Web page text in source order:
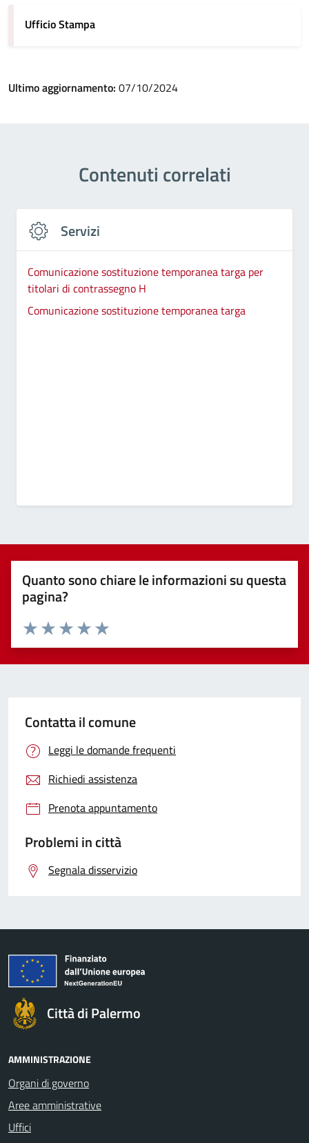
Ufficio Stampa
Ultimo aggiornamento: 07/10/2024
Contenuti correlati
Servizi
Comunicazione sostituzione temporanea targa per
titolari di contrassegno H
Comunicazione sostituzione temporanea targa
Quanto sono chiare le informazioni su questa
pagina?
Valuta 5 stelle su 5
Valuta 4 stelle su 5
Valuta 3 stelle su 5
Valuta 2 stelle su 5
Valuta 1 stelle su 5
Contatta il comune
Leggi le domande frequenti
Richiedi assistenza
Prenota appuntamento
Problemi in città
Segnala disservizio
Città di Palermo
AMMINISTRAZIONE
Organi di governo
Aree amministrative
Uffici